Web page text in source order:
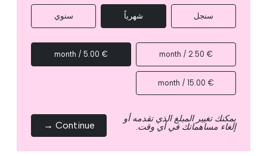
سنجل شهرياً سنوي
€ 2.50 / month
€ 5.00 / month
€ 15.00 / month
يمكنك تغيير المبلغ الذي تقدمه أو
إلغاء مساهماتك في أي وقت. Continue →